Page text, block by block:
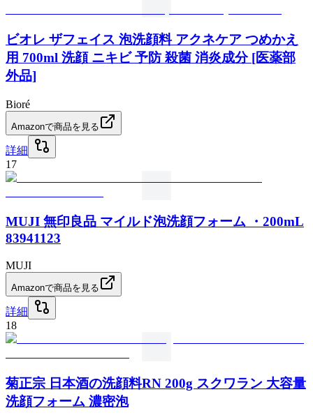
ビオレ ザフェイス 泡洗顔料 アクネケア つめかえ
用 700ml 洗顔 ニキビ 予防 殺菌 消炎成分 [医薬部
外品]
Bioré
Amazonで商品を見る
詳細
17
MUJI 無印良品 マイルド泡洗顔フォーム ・200mL
83941123
MUJI
Amazonで商品を見る
詳細
18
菊正宗 日本酒の洗顔料RN 200g スクワラン 大容量
洗顔フォーム 濃密泡